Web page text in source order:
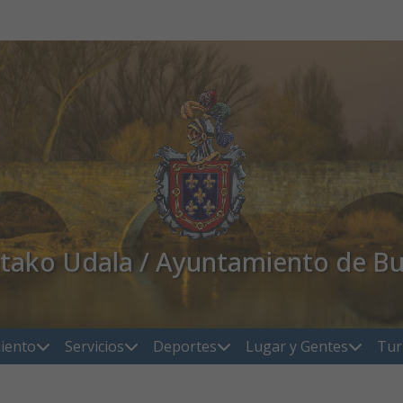
Udala / Ayuntamiento de
Servicios Deportes Lugar y Gentes